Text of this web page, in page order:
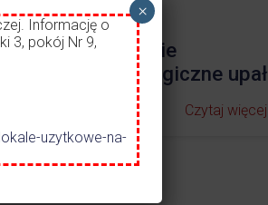
Ostrzeżenie
meteorologiczne upał
Czytaj więcej
Informację o
3, pokój Nr 9,
uzytkowe-na-
×